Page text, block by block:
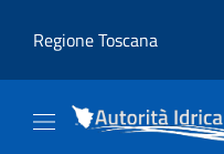
Regione Toscana